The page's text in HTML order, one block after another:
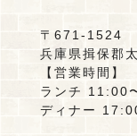
〒671-1524
兵庫県揖保郡
【営業時間】
ランチ 11:00
ディナー